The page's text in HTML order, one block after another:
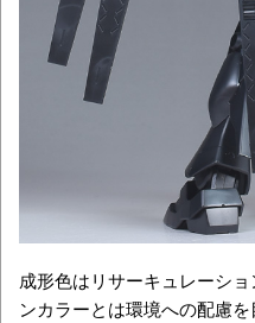
成形色はリサーキュレーシ
ンカラーとは環境への配慮